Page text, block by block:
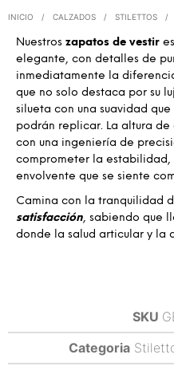
INICIO / CALZADOS / STILETTOS /
Nuestros zapatos de vestir
elegante, con detalles de
inmediatamente la
que no solo destaca por su
silueta con una suavidad
podrán replicar. La altura
con una ingeniería de
comprometer la
envolvente que se siente
Camina con la tranquilidad
satisfacción, sabiendo que
donde la salud articular y la
SKU
Categoria